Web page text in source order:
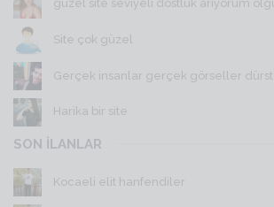
güzel site seviyeli dostluk arıyorum
Site çok güzel
Gerçek insanlar gerçek görseller
Harika bir site
SON İLANLAR
Kocaeli elit hanfendiler